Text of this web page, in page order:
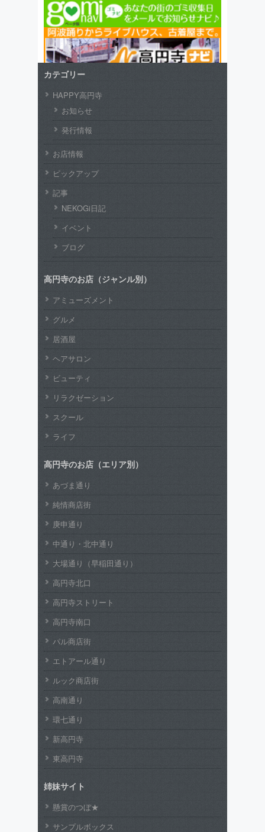
カテゴリー
HAPPY高円寺
お知らせ
発行情報
お店情報
ピックアップ
記事
NEKOGi日記
イベント
ブログ
高円寺のお店（ジャンル別）
アミューズメント
グルメ
居酒屋
ヘアサロン
ビューティ
リラクゼーション
スクール
ライフ
高円寺のお店（エリア別）
あづま通り
純情商店街
庚申通り
中通り・北中通り
大場通り（早稲田通り）
高円寺北口
高円寺ストリート
高円寺南口
パル商店街
エトアール通り
ルック商店街
高南通り
環七通り
新高円寺
東高円寺
姉妹サイト
懸賞のつぼ★
サンプルボックス